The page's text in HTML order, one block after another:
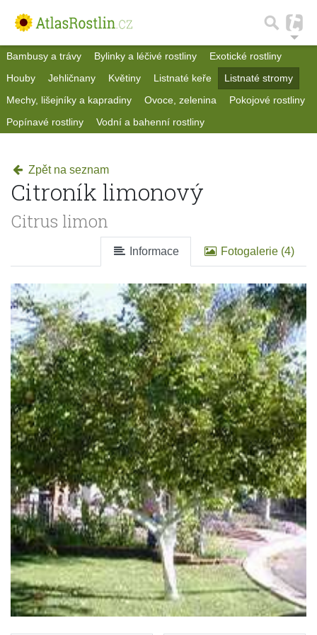
Bambusy a trávy Bylinky a léčivé rostliny
Exotické rostliny
Houby
Jehličnany Květiny Listnaté keře
Listnaté stromy
Mechy, lišejníky a kapradiny
Ovoce, zelenina
Pokojové rostliny
Popínavé rostliny
Vodní a bahenní rostliny
Zpět na seznam
Citroník limonový
Citrus limon
Informace Fotogalerie (4)